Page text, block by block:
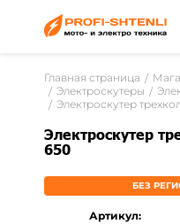
Главная страница
Электроскутеры
Электроскутер
Электроскутер
650
БЕЗ
Артикул: